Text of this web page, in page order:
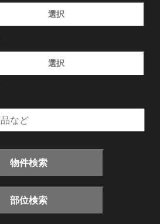
選択
選択
物件検索
部位検索